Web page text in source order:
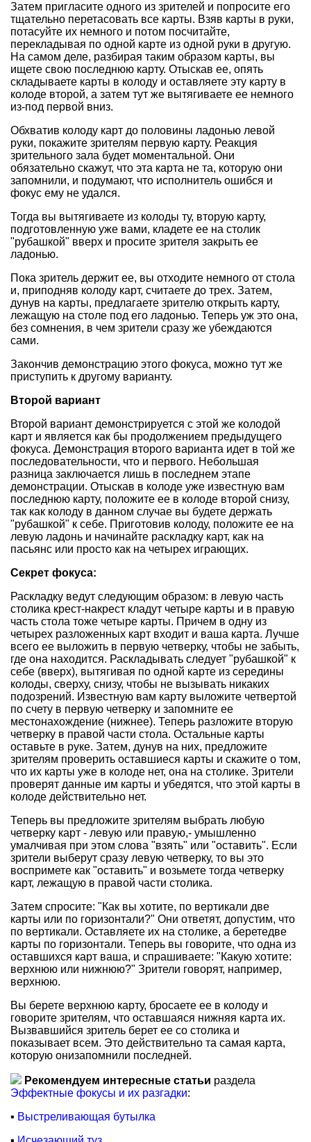
Затем пригласите одного из зрителей и попросите его
тщательно перетасовать все карты. Взяв карты в руки,
потасуйте их немного и потом посчитайте,
перекладывая по одной карте из одной руки в другую.
На самом деле, разбирая таким образом карты, вы
ищете свою последнюю карту. Отыскав ее, опять
складываете карты в колоду и оставляете эту карту в
колоде второй, а затем тут же вытягиваете ее немного
из-под первой вниз.
Обхватив колоду карт до половины ладонью левой
руки, покажите зрителям первую карту. Реакция
зрительного зала будет моментальной. Они
обязательно скажут, что эта карта не та, которую они
запомнили, и подумают, что исполнитель ошибся и
фокус ему не удался.
Тогда вы вытягиваете из колоды ту, вторую карту,
подготовленную уже вами, кладете ее на столик
"рубашкой" вверх и просите зрителя закрыть ее
ладонью.
Пока зритель держит ее, вы отходите немного от стола
и, приподняв колоду карт, считаете до трех. Затем,
дунув на карты, предлагаете зрителю открыть карту,
лежащую на столе под его ладонью. Теперь уж это она,
без сомнения, в чем зрители сразу же убеждаются
сами.
Закончив демонстрацию этого фокуса, можно тут же
приступить к другому варианту.
Второй вариант
Второй вариант демонстрируется с этой же колодой
карт и является как бы продолжением предыдущего
фокуса. Демонстрация второго варианта идет в той же
последовательности, что и первого. Небольшая
разница заключается лишь в последнем этапе
демонстрации. Отыскав в колоде уже известную вам
последнюю карту, положите ее в колоде второй снизу,
так как колоду в данном случае вы будете держать
"рубашкой" к себе. Приготовив колоду, положите ее на
левую ладонь и начинайте раскладку карт, как на
пасьянс или просто как на четырех играющих.
Секрет фокуса:
Раскладку ведут следующим образом: в левую часть
столика крест-накрест кладут четыре карты и в правую
часть стола тоже четыре карты. Причем в одну из
четырех разложенных карт входит и ваша карта. Лучше
всего ее выложить в первую четверку, чтобы не забыть,
где она находится. Раскладывать следует "рубашкой" к
себе (вверх), вытягивая по одной карте из середины
колоды, сверху, снизу, чтобы не вызывать никаких
подозрений. Известную вам карту выложите четвертой
по счету в первую четверку и запомните ее
местонахождение (нижнее). Теперь разложите вторую
четверку в правой части стола. Остальные карты
оставьте в руке. Затем, дунув на них, предложите
зрителям проверить оставшиеся карты и скажите о том,
что их карты уже в колоде нет, она на столике. Зрители
проверят данные им карты и убедятся, что этой карты в
колоде действительно нет.
Теперь вы предложите зрителям выбрать любую
четверку карт - левую или правую,- умышленно
умалчивая при этом слова "взять" или "оставить". Если
зрители выберут сразу левую четверку, то вы это
воспримете как "оставить" и возьмете тогда четверку
карт, лежащую в правой части столика.
Затем спросите: "Как вы хотите, по вертикали две
карты или по горизонтали?" Они ответят, допустим, что
по вертикали. Оставляете их на столике, а беретедве
карты по горизонтали. Теперь вы говорите, что одна из
оставшихся карт ваша, и спрашиваете: "Какую хотите:
верхнюю или нижнюю?" Зрители говорят, например,
верхнюю.
Вы берете верхнюю карту, бросаете ее в колоду и
говорите зрителям, что оставшаяся нижняя карта их.
Вызвавшийся зритель берет ее со столика и
показывает всем. Это действительно та самая карта,
которую онизапомнили последней.
Рекомендуем интересные статьи раздела
Эффектные фокусы и их разгадки:
▪ Выстреливающая бутылка